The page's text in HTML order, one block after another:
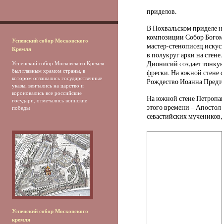
Успенский собор Московского
Кремля
Успенский собор Московского Кремля
был главным храмом страны, в
котором оглашались государственные
указы, венчались на царство и
короновались все российские
государи, отмечались воинские
победы
Успенский собор Московского
кремля
приделов.
В Похвальском приделе
композиции Собор
мастер-стенописец
в полукруг арки на
Дионисий создает
фрески. На южной стене
Рождество Иоанна
На южной стене
этого времени –
севастийских